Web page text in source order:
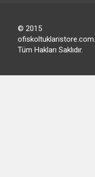
© 2015
ofiskoltuklaristore.com.